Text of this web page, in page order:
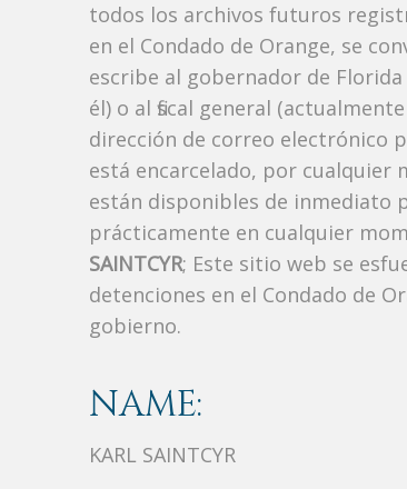
todos los archivos futuros
en el Condado de Orange, se
escribe al gobernador de
él) o al fiscal general
dirección de correo electrónico
está encarcelado, por
están disponibles de inmediato
prácticamente en cualquier
SAINTCYR; Este sitio web se
detenciones en el Condado de
gobierno.
NAME:
KARL SAINTCYR